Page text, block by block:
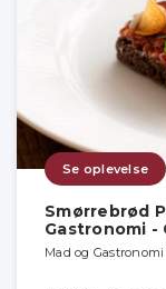
Se oplevelse
Smørrebrød
Gastronomi -
Mad og Gastronomi